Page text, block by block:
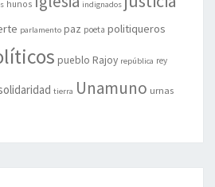
hunos indignados
parlamento paz poeta politiqueros
pueblo Rajoy república rey
tierra Unamuno urnas